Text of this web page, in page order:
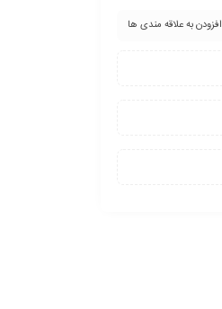
افزودن به علاقه مندی ها